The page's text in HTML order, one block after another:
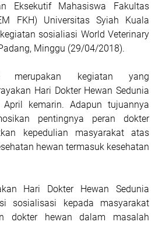
Eksekutif Mahasiswa Fakultas
FKH) Universitas Syiah Kuala
sosialiasi World Veterinary
Minggu (29/04/2018).
merupakan kegiatan yang
Hari Dokter Hewan Sedunia
kemarin. Adapun tujuannya
pentingnya peran dokter
kepedulian masyarakat atas
hewan termasuk kesehatan
Hari Dokter Hewan Sedunia
sosialisasi kepada masyarakat
dokter hewan dalam masalah